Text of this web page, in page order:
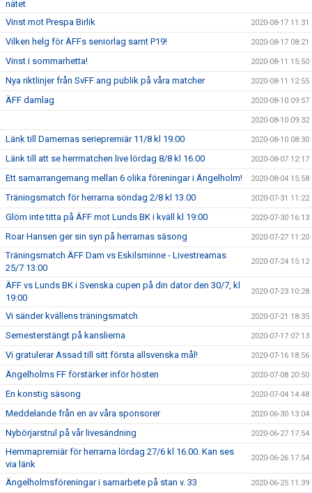
nätet
Vinst mot Prespa Birlik 2020-08-17 11:31
Vilken helg för ÄFFs seniorlag samt P19! 2020-08-17 08:21
Vinst i sommarhetta! 2020-08-11 15:50
Nya riktlinjer från SvFF ang publik på våra matcher 2020-08-11 12:55
ÄFF damlag 2020-08-10 09:57
2020-08-10 09:32
Länk till Damernas seriepremiär 11/8 kl 19.00 2020-08-10 08:30
Länk till att se herrmatchen live lördag 8/8 kl 16.00 2020-08-07 12:17
Ett samarrangemang mellan 6 olika föreningar i Ängelholm! 2020-08-04 15:58
Träningsmatch för herrarna söndag 2/8 kl 13.00 2020-07-31 11:22
Glöm inte titta på ÄFF mot Lunds BK i kväll kl 19:00 2020-07-30 16:13
Roar Hansen ger sin syn på herrarnas säsong 2020-07-27 11:20
Träningsmatch ÄFF Dam vs Eskilsminne - Livestreamas
25/7 13:00
2020-07-24 15:12
ÄFF vs Lunds BK i Svenska cupen på din dator den 30/7, kl
19:00
2020-07-23 10:28
Vi sänder kvällens träningsmatch 2020-07-21 18:35
Semesterstängt på kanslierna 2020-07-17 07:13
Vi gratulerar Assad till sitt första allsvenska mål! 2020-07-16 18:56
Ängelholms FF förstärker inför hösten 2020-07-08 20:50
En konstig säsong 2020-07-04 14:48
Meddelande från en av våra sponsorer 2020-06-30 13:04
Nybörjarstrul på vår livesändning 2020-06-27 17:54
Hemmapremiär för herrarna lördag 27/6 kl 16.00. Kan ses
via länk
2020-06-26 17:54
Ängelholmsföreningar i samarbete på stan v. 33 2020-06-25 11:39